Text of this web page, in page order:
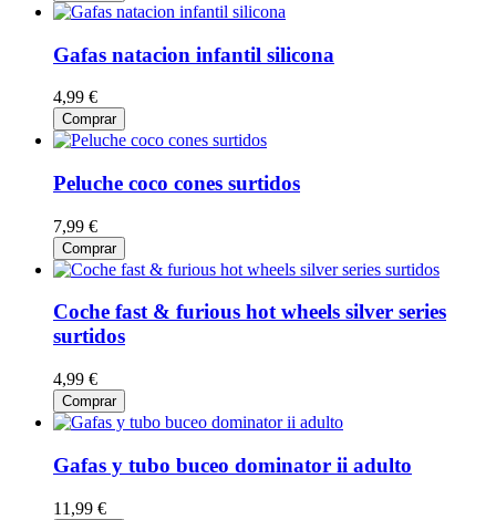
Gafas natacion infantil silicona
4,99 €
Comprar
Peluche coco cones surtidos
7,99 €
Comprar
Coche fast & furious hot wheels silver series
surtidos
4,99 €
Comprar
Gafas y tubo buceo dominator ii adulto
11,99 €